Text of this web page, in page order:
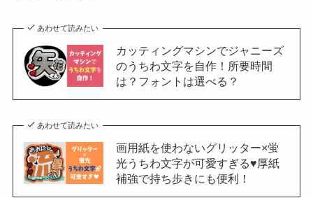
あわせて読みたい
カッティングマシンでジャニーズ
のうちわ文字を自作！所要時間
は？フォントは選べる？
あわせて読みたい
画用紙を使わないグリッター×蛍
光うちわ文字が可愛すぎる♥厚紙
補強で持ち歩きにも便利！